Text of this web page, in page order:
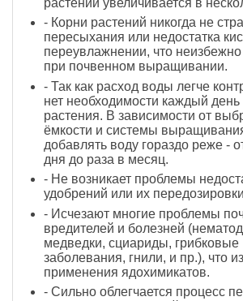
растений увеличивается в
- Корни растений никогда не
пересыхания или недостатка
переувлажнении, что
при почвенном выращивании.
- Так как расход воды легче
нет необходимости каждый день
растения. В зависимости от
ёмкости и системы
добавлять воду гораздо реже -
дня до раза в месяц.
- Не возникает проблемы
удобрений или их
- Исчезают многие проблемы
вредителей и болезней
медведки, сциариды, грибковые
заболевания, гнили, и пр.), что
применения ядохимикатов.
- Сильно облегчается процесс